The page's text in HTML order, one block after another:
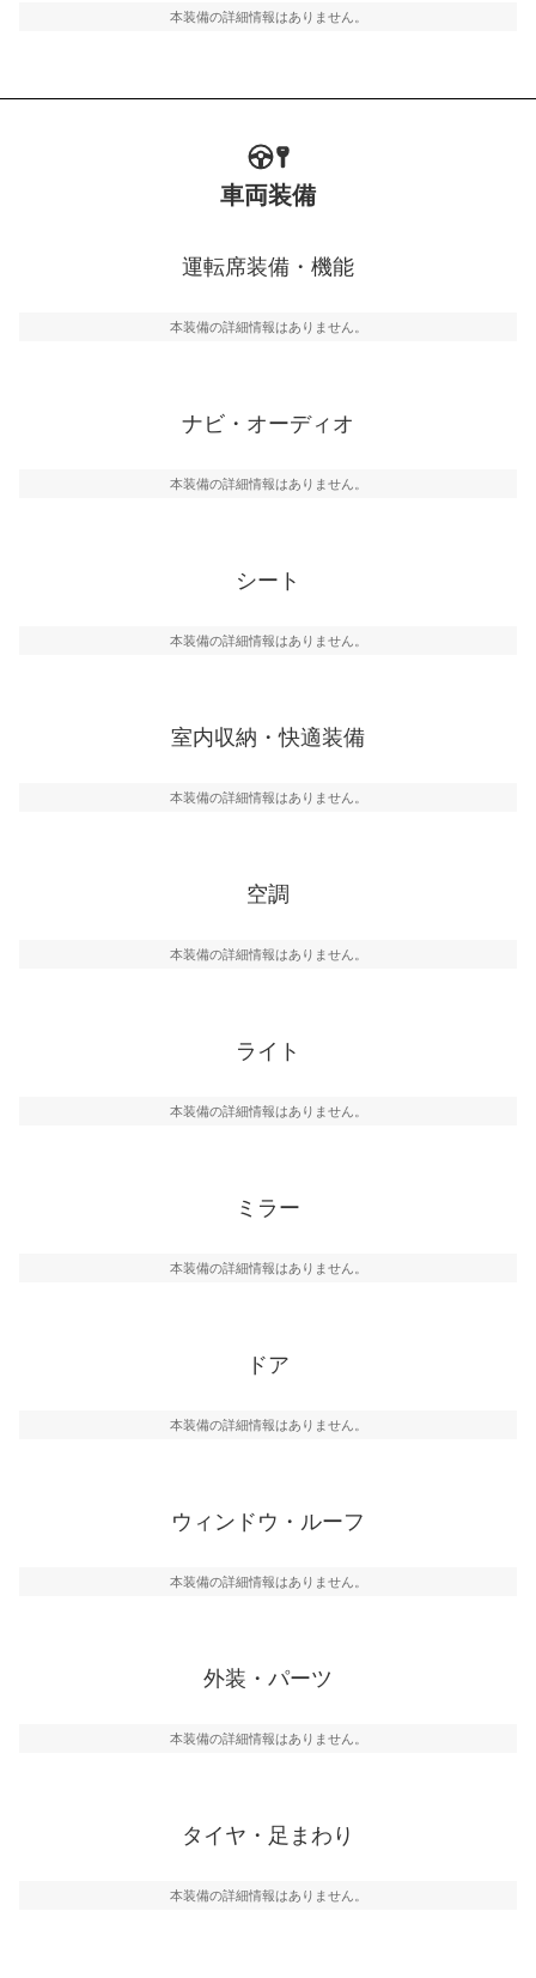
本装備の詳細情報はありません。
車両装備
運転席装備・機能
本装備の詳細情報はありません。
ナビ・オーディオ
本装備の詳細情報はありません。
シート
本装備の詳細情報はありません。
室内収納・快適装備
本装備の詳細情報はありません。
空調
本装備の詳細情報はありません。
ライト
本装備の詳細情報はありません。
ミラー
本装備の詳細情報はありません。
ドア
本装備の詳細情報はありません。
ウィンドウ・ルーフ
本装備の詳細情報はありません。
外装・パーツ
本装備の詳細情報はありません。
タイヤ・足まわり
本装備の詳細情報はありません。